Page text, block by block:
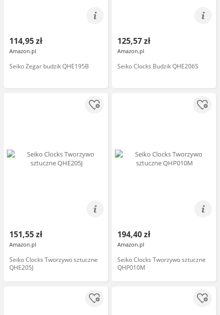
114,95 zł
Amazon.pl
Seiko Zegar budzik QHE195B
125,57 zł
Amazon.pl
Seiko Clocks Budzik QHE206S
151,55 zł
Amazon.pl
Seiko Clocks Tworzywo sztuczne
QHE205J
194,40 zł
Amazon.pl
Seiko Clocks Tworzywo sztuczne
QHP010M